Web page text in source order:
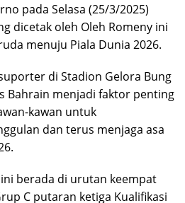
pada Selasa (25/3/2025)
dicetak oleh Oleh Romeny ini
menuju Piala Dunia 2026.
di Stadion Gelora Bung
Bahrain menjadi faktor penting
kawan untuk
dan terus menjaga asa
berada di urutan keempat
C putaran ketiga Kualifikasi